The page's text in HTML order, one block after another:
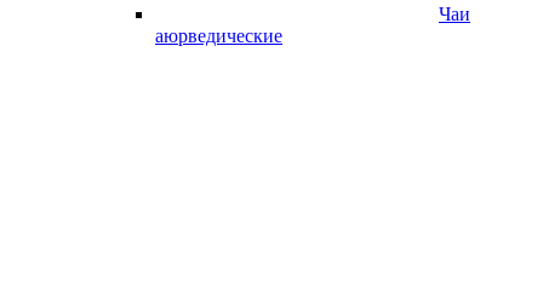
Чаи
аюрведические